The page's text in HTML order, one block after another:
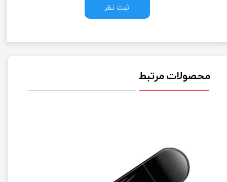
ثبت نظر
محصولات مرتبط